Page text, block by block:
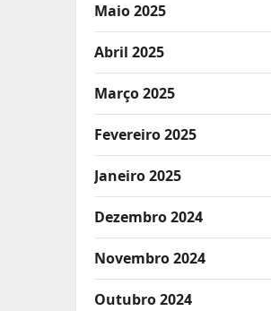
Maio 2025
Abril 2025
Março 2025
Fevereiro 2025
Janeiro 2025
Dezembro 2024
Novembro 2024
Outubro 2024